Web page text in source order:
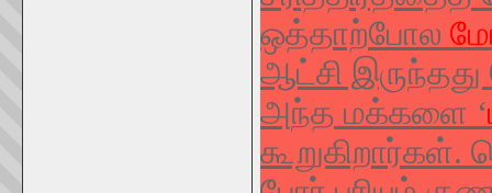
ஒத்தாற்போல
ஆட்சி இருந்தது
அந்த மக்களை ‘